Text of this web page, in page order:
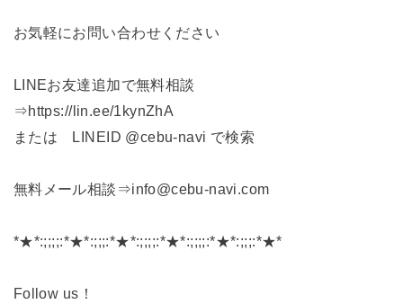
お気軽にお問い合わせください
LINEお友達追加で無料相談
⇒https://lin.ee/1kynZhA
または LINEID @cebu-navi で検索
無料メール相談⇒info@cebu-navi.com
*★*:;;;;:*★*:;;;:*★*:;;;;:*★*:;;;;:*★*:;;;:*★*
Follow us！